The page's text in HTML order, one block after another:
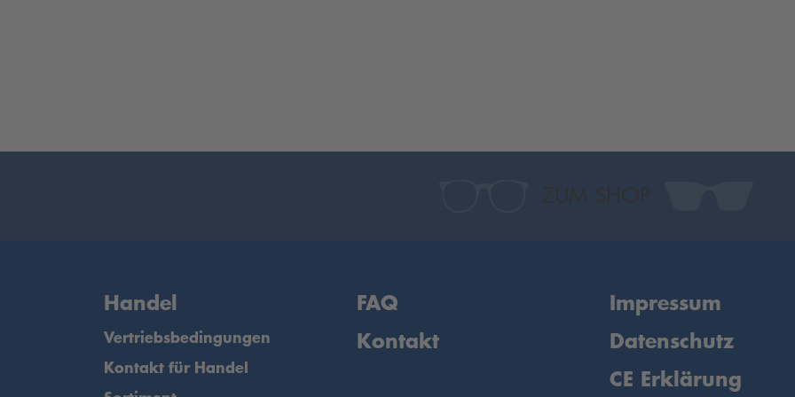
ZUM SHOP
Handel
Vertriebsbedingungen
Kontakt für Handel
FAQ
Kontakt
Impressum
Datenschutz
CE Erklärung